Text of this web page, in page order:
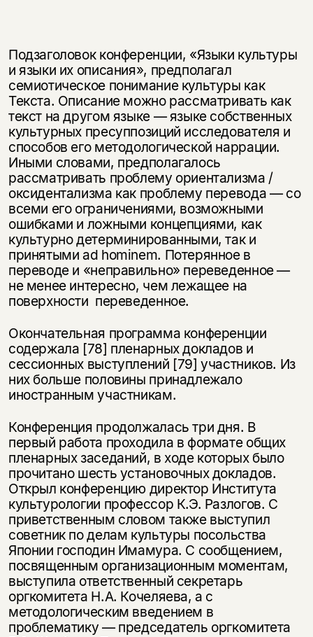
Подзаголовок конференции, «Языки культуры
и языки их описания», предполагал
семиотическое понимание культуры как
Текста. Описание можно рассматривать как
текст на другом языке — языке собственных
культурных пресуппозиций исследователя и
способов его методологической наррации.
Иными словами, предполагалось
рассматривать проблему ориентализма /
оксидентализма как проблему перевода — со
всеми его ограничениями, возможными
ошибками и ложными концепциями, как
культурно детерминированными, так и
принятыми ad hominem. Потерянное в
переводе и «неправильно» переведенное —
не менее интересно, чем лежащее на
поверхности переведенное.
Окончательная программа конференции
содержала [78] пленарных докладов и
сессионных выступлений [79] участников. Из
них больше половины принадлежало
иностранным участникам.
Конференция продолжалась три дня. В
первый работа проходила в формате общих
пленарных заседаний, в ходе которых было
прочитано шесть установочных докладов.
Открыл конференцию директор Института
культурологии профессор К.Э. Разлогов. С
приветственным словом также выступил
советник по делам культуры посольства
Японии господин Имамура. С сообщением,
посвященным организационным моментам,
выступила ответственный секретарь
оргкомитета Н.А. Кочеляева, а с
методологическим введением в
проблематику — председатель оргкомитета